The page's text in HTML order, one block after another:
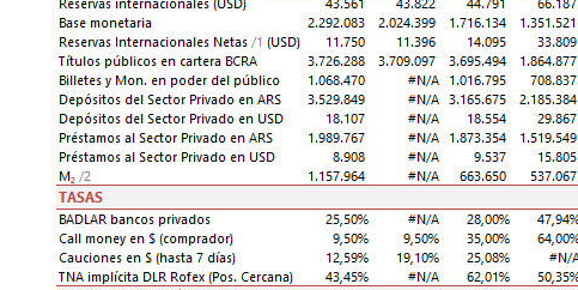
i
p
a
l